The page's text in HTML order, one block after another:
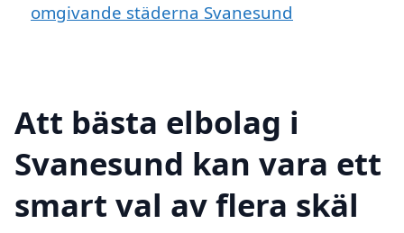
omgivande städerna Svanesund
Att bästa elbolag i
Svanesund kan vara ett
smart val av flera skäl